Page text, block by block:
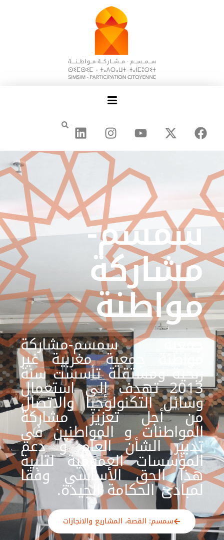
سمسم-مشاركة
جمعيةمغربية غير
ومستقلة تأسست سنة
2013 تهدف إلى استعمال
التكنولوجيا والاتصال
أجل تعزيز مشاركة
و المواطنين في
الشأن العام و دعم
العمومية لتلبية
الحق الأساسي وفقا
الحكامة الجيدة.
سمسم: القصة، المشاريع والانجازات